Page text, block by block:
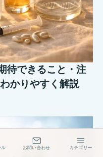
待できること・注
かりやすく解説
ル お問い合わせ カテゴリー